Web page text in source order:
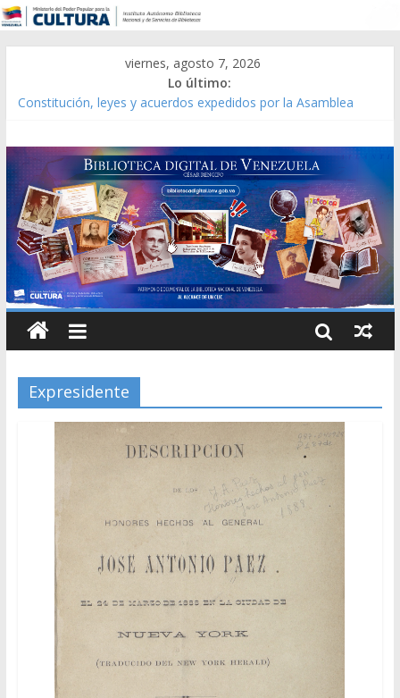
viernes, agosto 7, 2026
Lo último:
Constitución, leyes y acuerdos expedidos por la Asamblea
Modesta Bor Sánchez [material gráfico]
Gaceta Oficial de la República de Venezuela año CXXXIII Mes V,
Caracas 09 de marzo de 2006 N° 38.394
Catálogo temático de obras de Modesta Bor
Expresidente